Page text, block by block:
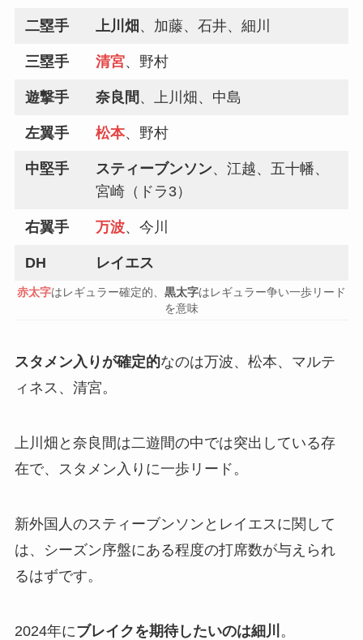
二塁手 上川畑 、加藤、石井、細川
三塁手 清宮、野村
遊撃手 奈良間 、上川畑、中島
左翼手 松本、野村
中堅手 スティーブンソン、江越、五十幡、
宮崎（ドラ3）
右翼手 万波、今川
DH レイエス
赤太字はレギュラー確定的、 黒太字はレギュラー争い一歩リード
を意味
スタメン入りが確定的なのは万波、松本、マルテ
ィネス、清宮。
上川畑と奈良間は二遊間の中では突出している存
在で、スタメン入りに一歩リード。
新外国人のスティーブンソンとレイエスに関して
は、シーズン序盤にある程度の打席数が与えられ
るはずです。
2024年にブレイクを期待したいのは細川 。